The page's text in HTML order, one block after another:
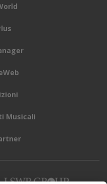
Musicali